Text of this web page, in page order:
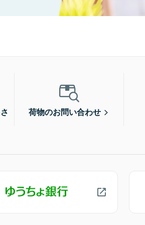
荷物のお問い合わせ